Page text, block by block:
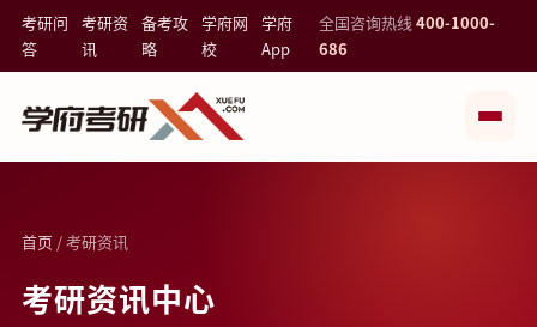
考研问
答
考研资
讯
备考攻
略
学府网
校
学府
App
全国咨询热线400-1000-
686
首页/ 考研资讯
考研资讯中心